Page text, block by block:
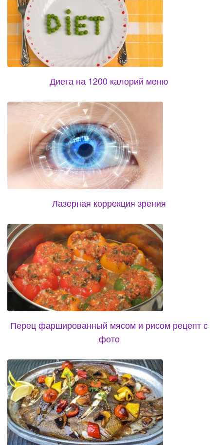
Диета на 1200 калорий меню
Лазерная коррекция зрения
Перец фаршированный мясом и рисом рецепт с
фото